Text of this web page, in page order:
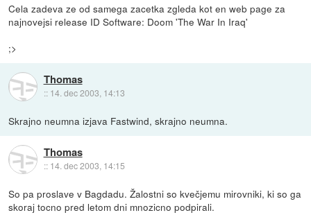
Cela zadeva ze od samega zacetka zgleda kot en web page za
najnovejsi release ID Software: Doom 'The War In Iraq'
;>
Thomas
:: 14. dec 2003, 14:13
Skrajno neumna izjava Fastwind, skrajno neumna.
Thomas
:: 14. dec 2003, 14:15
So pa proslave v Bagdadu. Žalostni so kvečjemu mirovniki, ki so ga
skoraj tocno pred letom dni mnozicno podpirali.